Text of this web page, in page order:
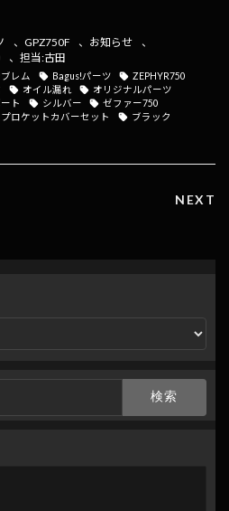
ai
l
p
y
Li
n
、 GPZ750F 、 お知らせ
、
、 担当:古田
レム Bagus!パーツ
ZEPHYR750
オイル漏れ
オリジナルパーツ
ト
シルバー
ゼファー750
ロケットカバーセット
ブラック
NEXT